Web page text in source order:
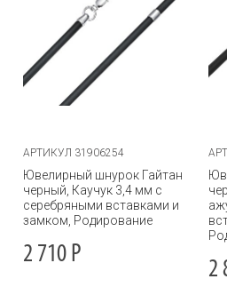
АРТИКУЛ 31906254
Ювелирный шнурок Гайтан
черный, Каучук 3,4 мм с
серебряными вставками и
замком, Родирование
2 710 Р
2